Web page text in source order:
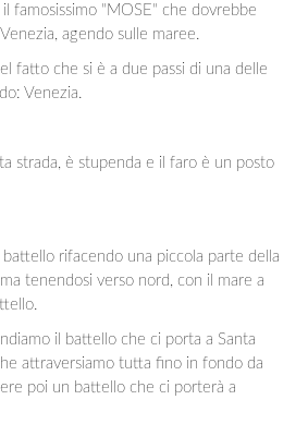
il famosissimo "MOSE" che dovrebbe
agendo sulle maree.
fatto che si è a due passi di una delle
Venezia.
strada, è stupenda e il faro è un posto
rifacendo una piccola parte della
tenendosi verso nord, con il mare a
il battello che ci porta a Santa
attraversiamo tutta fino in fondo da
poi un battello che ci porterà a